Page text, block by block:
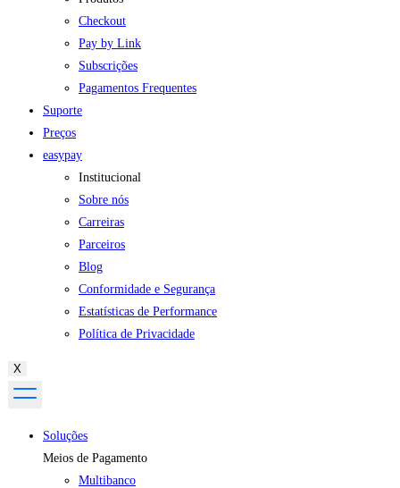
Checkout
Pay by Link
Subscrições
Pagamentos Frequentes
Suporte
Preços
easypay
Institucional
Sobre nós
Carreiras
Parceiros
Blog
Conformidade e Segurança
Estatísticas de Performance
Política de Privacidade
X
Soluções
Meios de Pagamento
Multibanco